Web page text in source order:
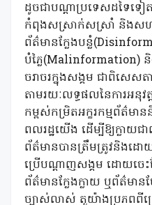
ដូចជាបណ្តាប្រទេសដទៃទ
កំពុងសស្រាក់សស្រាំ និងសហ
ព័ត៌មានក្លែងបន្លំ
បំភ្លៃ(Malinformation)
ចរាចរក្នុងសង្គម ជាពិសេស
តាមរយៈលទ្ធផលនៃការអនុវ
កម្ពស់កម្រិតអក្ខរកម្មព័ត៌មាន
ពលរដ្ឋយើង ដើម្បីឱ្យក្លាយ
ព័ត៌មានបានត្រឹមត្រូវនិង
ប្រើបណ្តាញសង្គម ដោយចេ
ព័ត៌មានក្លែងក្លាយ ឬព័ត៌មា
ច្បាស់លាស់ តួយ៉ាងប្រភពពី